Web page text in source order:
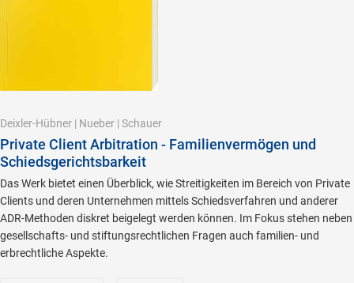
Deixler-Hübner | Nueber | Schauer
Private Client Arbitration - Familienvermögen und
Schiedsgerichtsbarkeit
Das Werk bietet einen Überblick, wie Streitigkeiten im Bereich von Private
Clients und deren Unternehmen mittels Schiedsverfahren und anderer
ADR-Methoden diskret beigelegt werden können. Im Fokus stehen neben
gesellschafts- und stiftungsrechtlichen Fragen auch familien- und
erbrechtliche Aspekte.